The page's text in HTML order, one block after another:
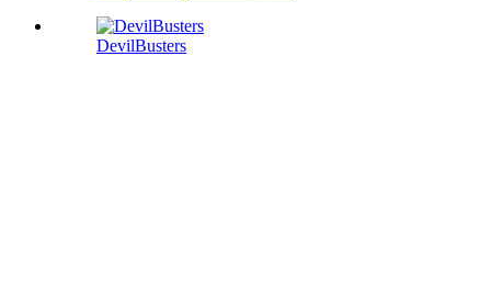
DevilBusters